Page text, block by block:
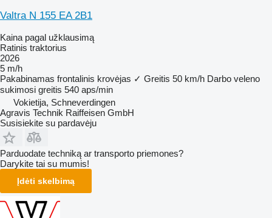
Valtra N 155 EA 2B1
Kaina pagal užklausimą
Ratinis traktorius
2026
5 m/h
Pakabinamas frontalinis krovėjas ✓ Greitis 50 km/h Darbo veleno
sukimosi greitis 540 aps/min
Vokietija, Schneverdingen
Agravis Technik Raiffeisen GmbH
Susisiekite su pardavėju
Parduodate techniką ar transporto priemones?
Darykite tai su mumis!
Įdėti skelbimą